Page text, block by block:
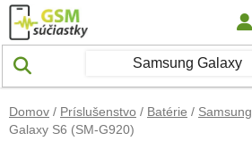
Prejsť na obsah
Domov / Príslušenstvo / Batérie / Samsung
Galaxy S6 (SM-G920)